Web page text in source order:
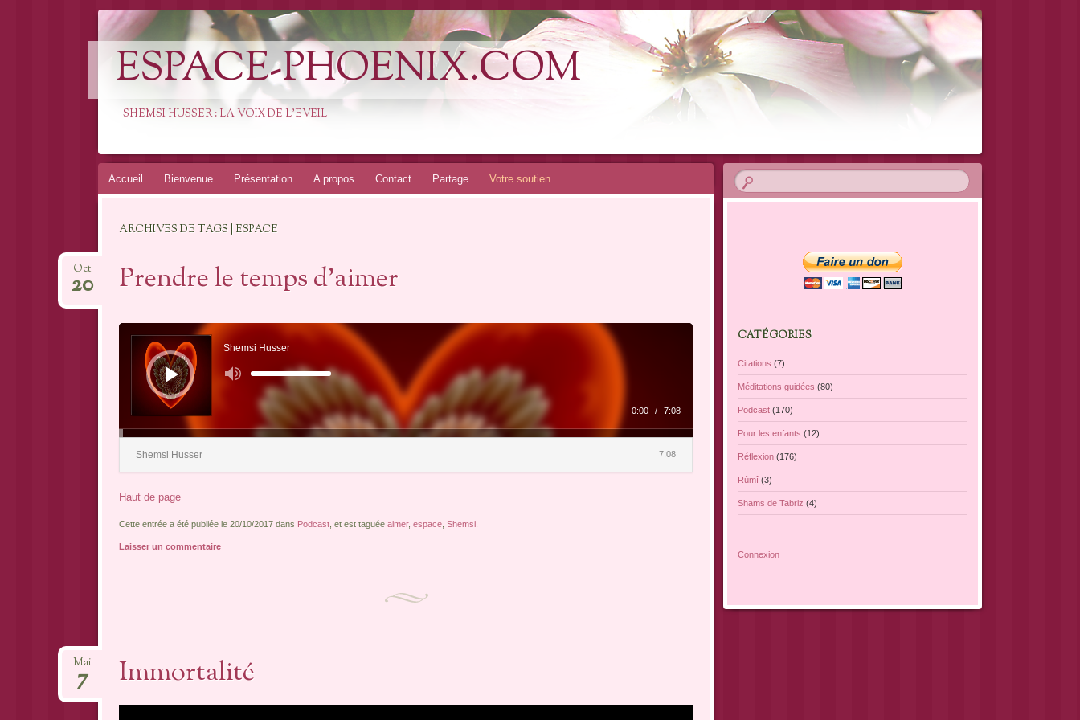
ESPACE-PHOENIX.COM
SHEMSI HUSSER : LA VOIX DE L'EVEIL
Aller
Accueil Bienvenue Présentation A propos Contact Partage Votre soutien
ARCHIVES DE TAGS | ESPACE
Prendre le temps d’aimer
Oct
20
Lecteur
audio
Shemsi Husser
Utilisez
les
flèches
haut/bas
pour
augmenter
ou
diminuer
0:00 / 7:08
Shemsi Husser 7:08
Haut de page
Cette entrée a été publiée le 20/10/2017 dans Podcast, et est taguée aimer, espace, Shemsi.
Laisser un commentaire
Immortalité
Mai
7
CATÉGORIES
Citations (7)
Méditations guidées (80)
Podcast (170)
Pour les enfants (12)
Réflexion (176)
Rûmî (3)
Shams de Tabriz (4)
Connexion